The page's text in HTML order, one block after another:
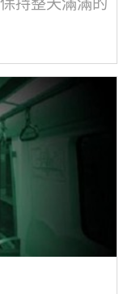
持整天滿滿的